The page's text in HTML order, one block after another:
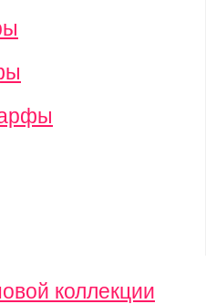
коллекции